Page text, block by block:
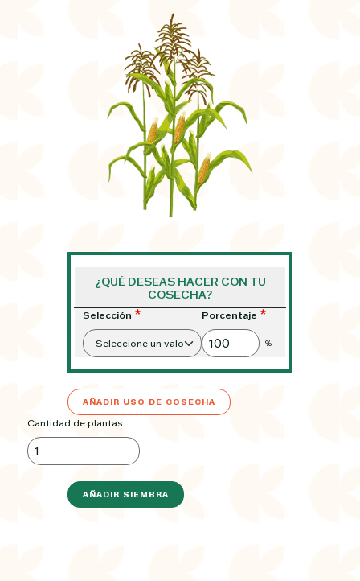
¿QUÉ DESEAS HACER CON TU
COSECHA?
Selección Porcentaje
%
AÑADIR USO DE COSECHA
Cantidad de plantas
AÑADIR SIEMBRA